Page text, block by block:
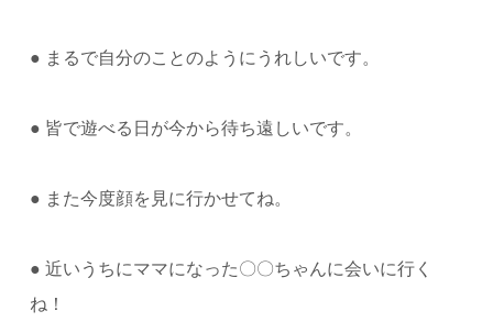
● まるで自分のことのようにうれしいです。
● 皆で遊べる日が今から待ち遠しいです。
● また今度顔を見に行かせてね。
● 近いうちにママになった〇〇ちゃんに会いに行く
ね！